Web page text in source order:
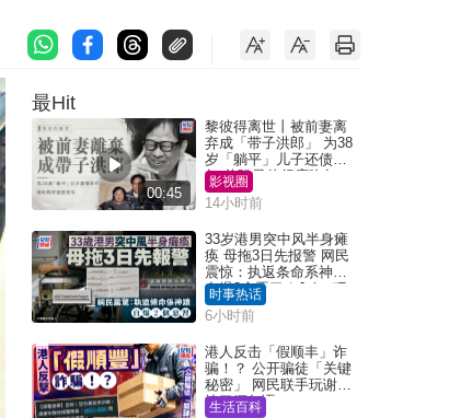
最Hit
00:45
黎彼得离世丨被前妻离
弃成「带子洪郎」 为38
岁「躺平」儿子还债多
年 曾盼寻伴侣度晚年
影视圈
14小时前
33岁港男突中风半身瘫
痪 母拖3日先报警 网民
震惊：执返条命系神迹
自爆2个恶习｜Juicy叮
时事热话
6小时前
港人反击「假顺丰」诈
骗！？ 公开骗徒「关键
秘密」 网民联手玩谢：
练习缅甸语
生活百科